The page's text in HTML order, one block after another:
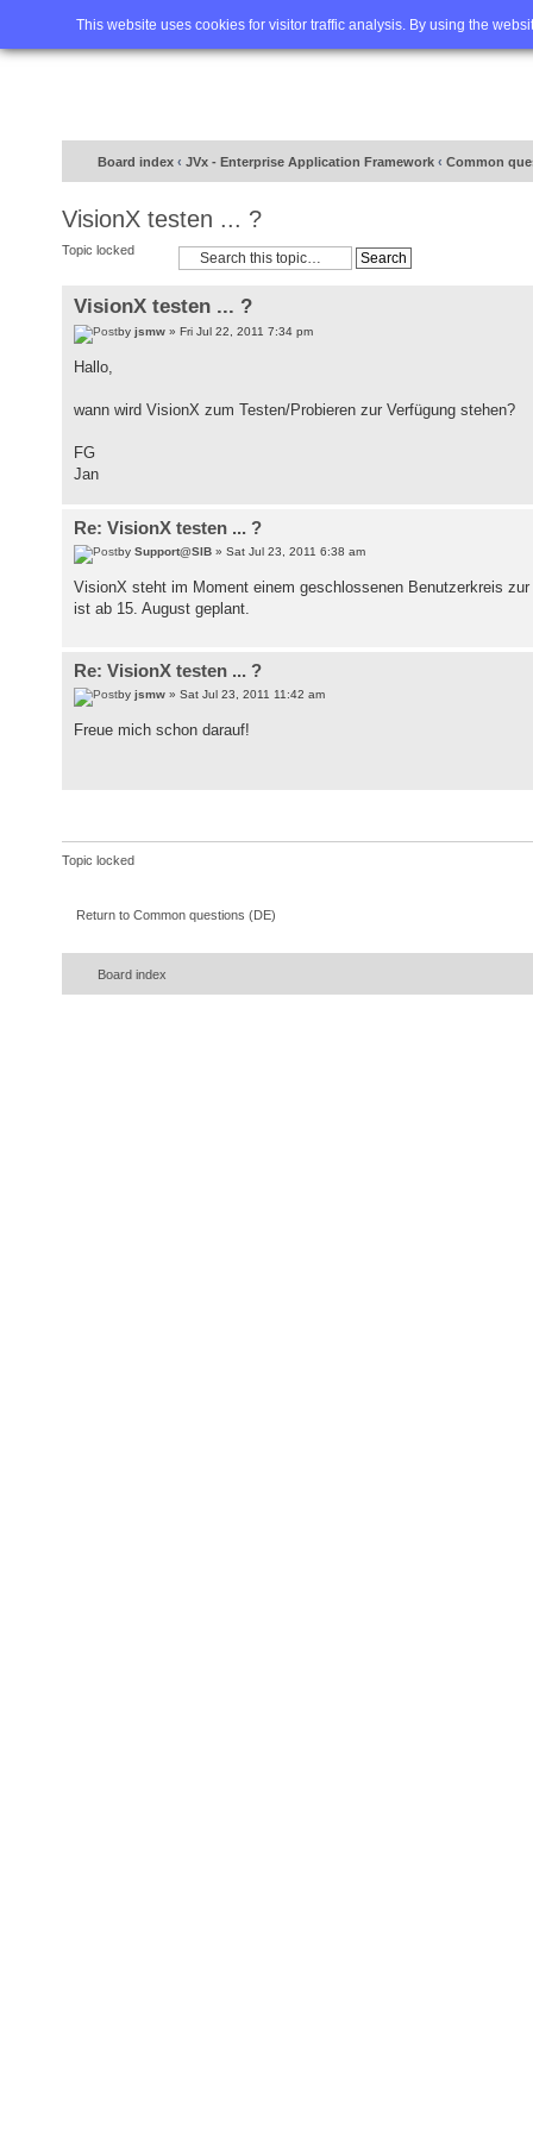
This website uses cookies for visitor traffic analysis. By using the
Home FAQ Advanced
Board index ‹ JVx - Enterprise Application Framework ‹ Common
VisionX testen ... ?
Topic locked
VisionX testen ... ?
by jsmw » Fri Jul 22, 2011 7:34 pm
Hallo,
wann wird VisionX zum Testen/Probieren zur Verfügung stehen?
FG
Jan
Re: VisionX testen ... ?
by Support@SIB » Sat Jul 23, 2011 6:38 am
VisionX steht im Moment einem geschlossenen Benutzerkreis
ist ab 15. August geplant.
Re: VisionX testen ... ?
by jsmw » Sat Jul 23, 2011 11:42 am
Freue mich schon darauf!
Topic locked
Return to Common questions (DE)
Board index